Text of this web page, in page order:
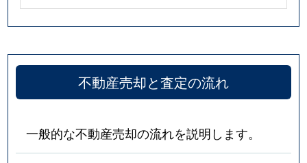
不動産売却と査定の流れ
一般的な不動産売却の流れを説明します。